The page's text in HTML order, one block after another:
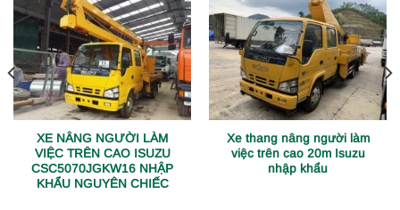
XE NÂNG NGƯỜI LÀM
VIỆC TRÊN CAO ISUZU
CSC5070JGKW16 NHẬP
KHẨU NGUYÊN CHIẾC
Xe thang nâng người làm
việc trên cao 20m Isuzu
nhập khẩu